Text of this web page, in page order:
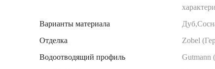
Варианты материала
Отделка
Zobel
Водоотводящий профиль
Gutmann